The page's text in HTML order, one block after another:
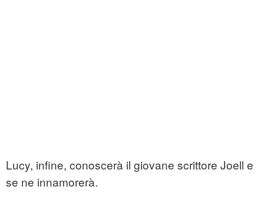
Lucy, infine, conoscerà il giovane scrittore Joell e
se ne innamorerà.